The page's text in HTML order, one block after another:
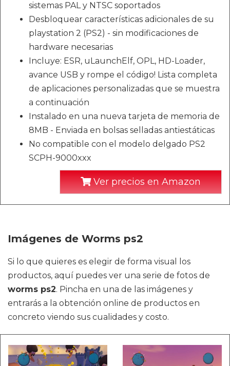
sistemas PAL y NTSC soportados
Desbloquear características adicionales de su
playstation 2 (PS2) - sin modificaciones de
hardware necesarias
Incluye: ESR, uLaunchElf, OPL, HD-Loader,
avance USB y rompe el código! Lista completa
de aplicaciones personalizadas que se muestra
a continuación
Instalado en una nueva tarjeta de memoria de
8MB - Enviada en bolsas selladas antiestáticas
No compatible con el modelo delgado PS2
SCPH-9000xxx
Ver precios en Amazon
Imágenes de Worms ps2
Si lo que quieres es elegir de forma visual los
productos, aquí puedes ver una serie de fotos de
worms ps2. Pincha en una de las imágenes y
entrarás a la obtención online de productos en
concreto viendo sus cualidades y costo.